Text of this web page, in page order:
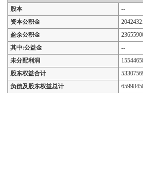
股本
--
资本公积金
盈余公积金
其中:公益金
--
未分配利润
股东权益合计
负债及股东权益总计